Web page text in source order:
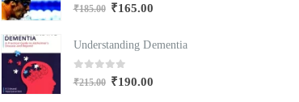
0out of 5
₹185.00 ₹165.00
Understanding Dementia
0out of 5
₹215.00 ₹190.00